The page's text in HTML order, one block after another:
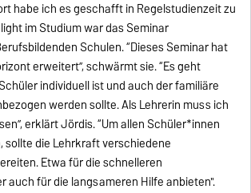
habe ich es geschafft in Regelstudienzeit zu
im Studium war das Seminar
Schulen. “Dieses Seminar hat
erweitert”, schwärmt sie. “Es geht
individuell ist und auch der familiäre
werden sollte. Als Lehrerin muss ich
erklärt Jördis. “Um allen Schüler*innen
sollte die Lehrkraft verschiedene
Etwa für die schnelleren
auch für die langsameren Hilfe anbieten".